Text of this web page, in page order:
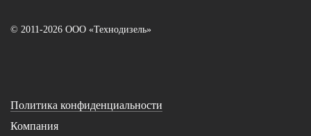
© 2011-2026 ООО «Технодизель»
Политика конфиденциальности
Компания